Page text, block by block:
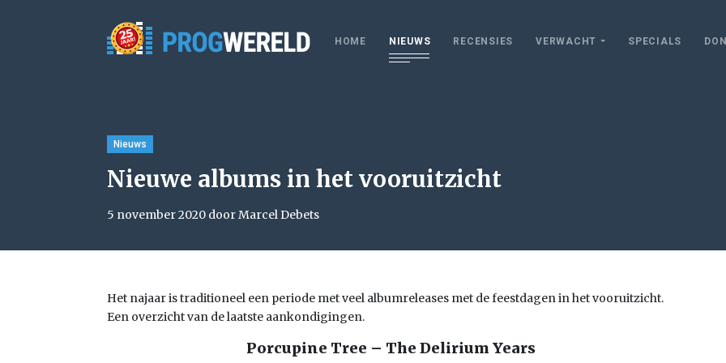
HOME NIEUWS RECENSIES VERWACHT SPECIALS
Nieuws
Nieuwe albums in het vooruitzicht
5 november 2020 door Marcel Debets
Het najaar is traditioneel een periode met veel albumreleases met de feestdagen in het vooruitzicht.
Een overzicht van de laatste aankondigingen.
Porcupine Tree – The Delirium Years